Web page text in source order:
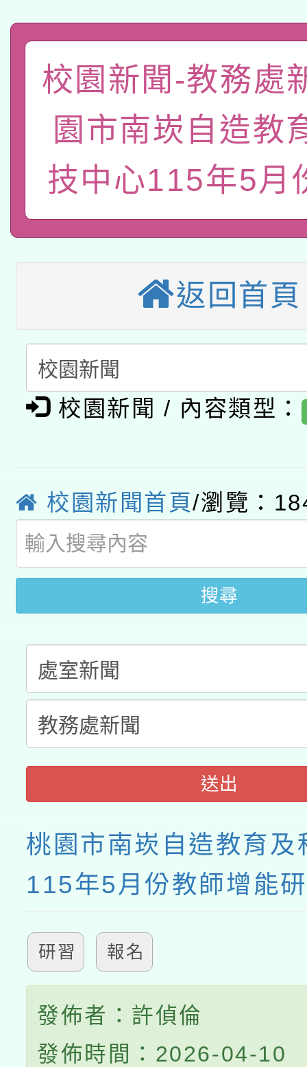
關事宜
轉知教育部國民及學前
國立臺灣師範大學辦理
年度健康促進學校輔導
業成長研習」實施計畫
函轉國家教育研究院中
原住民族教育政策研討
族教育國際趨勢與發展
新北市政府教育局辦理
師專業成長研習實施計
方素養工作坊新北場」
函轉國立臺灣師範大學
族語言臺北學習中心
「族語學習班」招生簡
轉知有關國立成功大學
年度COVID-19疫苗接
接種對象擴大為「滿6
月28日止
轉知經濟部水利署委託
業技術研究院辦理「
動」
115年8月22日(星期六
桃園市孔廟祈福系列
開 智慧啟航」
2026年桃園地景藝術
「2026桃園藝術巡演
關事宜
轉知教育部國民及學前
國立臺灣師範大學辦
業成長研習」實施計畫
函轉國家教育研究院中
族教育國際趨勢與發展
新北市政府教育局辦理
師專業成長研習實施計
方素養工作坊新北場」
族語言臺北學習中心
「族語學習班」招生簡
轉知有關國立成功大學
文教學共融平台-教案
教育部國民及學前教育
年度COVID-19疫苗接
接種之民眾」措施，延
月28日止
校園新聞-教務處
園市南崁自造教
技中心115年5月
返回首頁
校園新聞 / 內容類型：
校園新聞首頁/瀏覽：
搜尋
送出
桃園市南崁自造教育及
115年5月份教師增能
研習 報名
發佈者：許偵倫
發佈時間：2026-04-10